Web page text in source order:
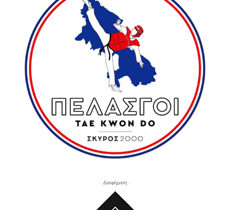
- Διαφήμιση -